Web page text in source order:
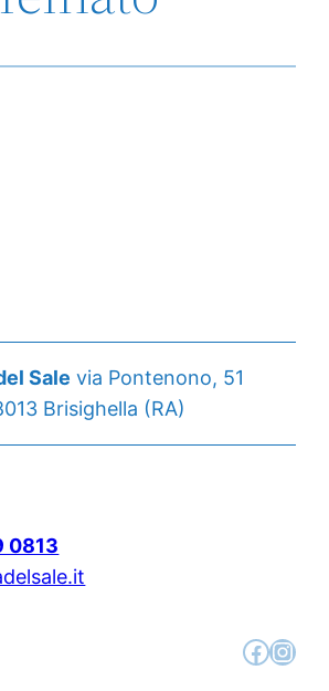
Sale via Pontenono, 51
Brisighella (RA)
0813
Facebook Instagram